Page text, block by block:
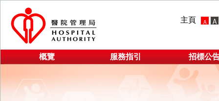
主頁
概覽 服務指引 招標公